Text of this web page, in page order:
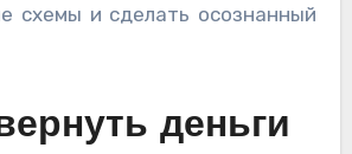
схемы и сделать осознанный
деньги